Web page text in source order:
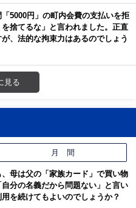
「5000円」の町内会費の支払いを拒
捨てるな」と言われました。正直
、法的な拘束力はあるのでしょう
見る
月 間
母は父の「家族カード」で買い物
分の名義だから問題ない」と言い
を続けてもよいのでしょうか？